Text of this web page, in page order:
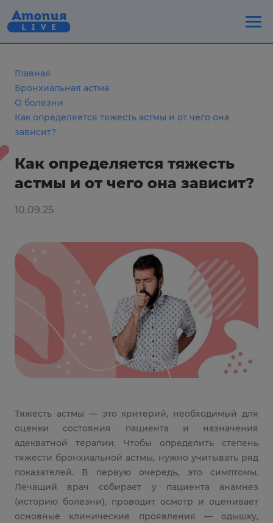
Главная
Бронхиальная астма
О болезни
Как определяется тяжесть астмы и от чего она
зависит?
Как определяется тяжесть
астмы и от чего она зависит?
10.09.25
Тяжесть астмы — это критерий, необходимый для
оценки состояния пациента и назначения
адекватной терапии. Чтобы определить степень
тяжести бронхиальной астмы, нужно учитывать ряд
показателей. В первую очередь, это симптомы.
Лечащий врач собирает у пациента анамнез
(историю болезни), проводит осмотр и оценивает
основные клинические проявления — одышку,